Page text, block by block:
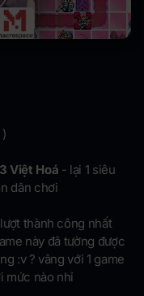
Việt Hoá - lại 1 siêu
dân chơi
thành công nhất
này đã tường được
:v ? vâng với 1 game
mức nào nhỉ